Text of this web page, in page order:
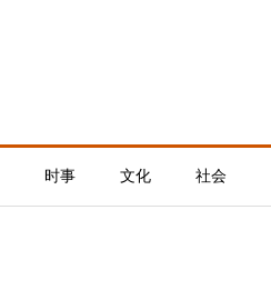
时事 文化 社会